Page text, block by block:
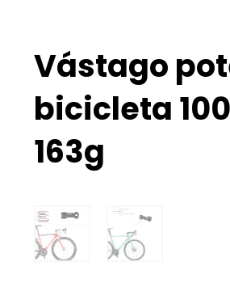
Vástago
bicicleta
163g